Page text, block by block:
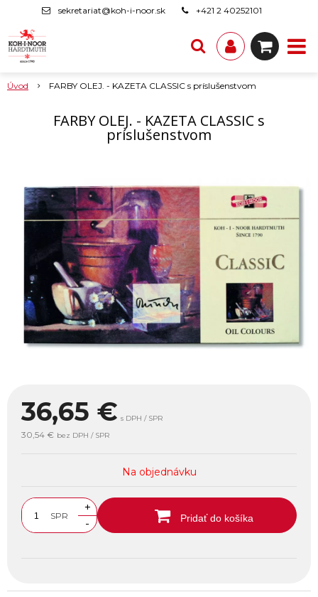
sekretariat@koh-i-noor.sk +421 2 40252101
Úvod FARBY OLEJ. - KAZETA CLASSIC s príslušenstvom
FARBY OLEJ. - KAZETA CLASSIC s
príslušenstvom
36,65 € s DPH / SPR
30,54 € bez DPH / SPR
Na objednávku
SPR
+
-
Pridať do košíka